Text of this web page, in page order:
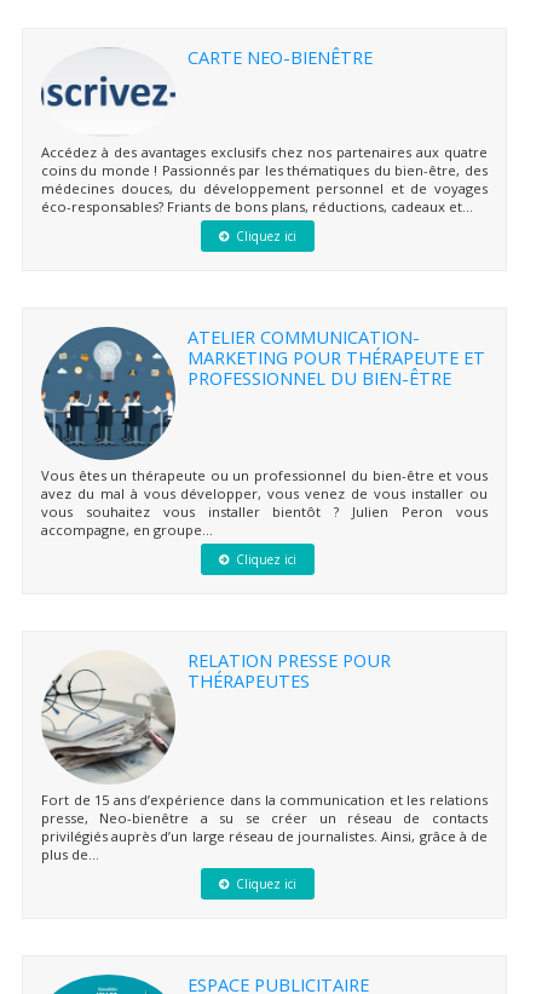
CARTE NEO-BIENÊTRE
Accédez à des avantages exclusifs chez nos partenaires aux quatre
coins du monde ! Passionnés par les thématiques du bien-être, des
médecines douces, du développement personnel et de voyages
éco-responsables? Friants de bons plans, réductions, cadeaux et...
Cliquez ici
ATELIER COMMUNICATION-
MARKETING POUR THÉRAPEUTE ET
PROFESSIONNEL DU BIEN-ÊTRE
Vous êtes un thérapeute ou un professionnel du bien-être et vous
avez du mal à vous développer, vous venez de vous installer ou
vous souhaitez vous installer bientôt ? Julien Peron vous
accompagne, en groupe...
Cliquez ici
RELATION PRESSE POUR
THÉRAPEUTES
Fort de 15 ans d’expérience dans la communication et les relations
presse, Neo-bienêtre a su se créer un réseau de contacts
privilégiés auprès d’un large réseau de journalistes. Ainsi, grâce à de
plus de...
Cliquez ici
ESPACE PUBLICITAIRE